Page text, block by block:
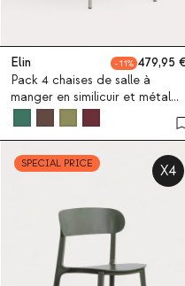
Elin 11
479,95
Pack 4 chaises de salle à
manger en similicuir et métal
SPECIAL PRICE X4